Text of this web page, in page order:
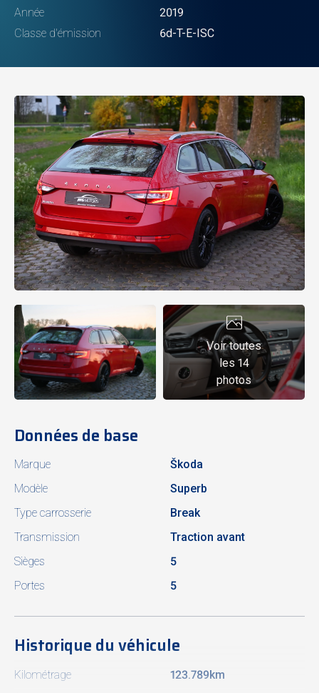
Année
2019
Classe d'émission
6d-T-E-ISC
Voir toutes
les 14
photos
Données de base
Marque
Škoda
Modèle
Superb
Type carrosserie
Break
Transmission
Traction avant
Sièges
5
Portes
5
Historique du véhicule
Kilométrage
123.789km